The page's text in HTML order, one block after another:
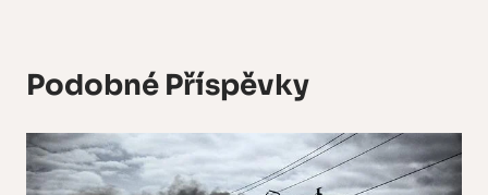
Podobné Příspěvky